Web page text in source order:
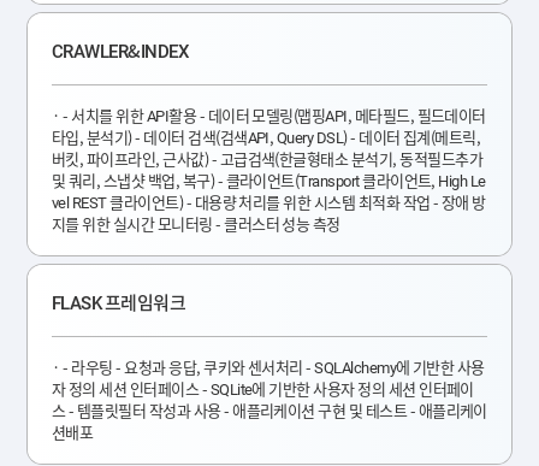
CRAWLER&INDEX
- 서치를 위한 API활용 - 데이터 모델링(맵핑API, 메타필드, 필드데이터
타입, 분석기) - 데이터 검색(검색API, Query DSL) - 데이터 집계(메트릭,
버킷, 파이프라인, 근사값) - 고급검색(한글형태소 분석기, 동적필드추가
및 쿼리, 스냅샷 백업, 복구) - 클라이언트(Transport 클라이언트, High Le
vel REST 클라이언트) - 대용량 처리를 위한 시스템 최적화 작업 - 장애 방
지를 위한 실시간 모니터링 - 클러스터 성능 측정
FLASK 프레임워크
- 라우팅 - 요청과 응답, 쿠키와 센서처리 - SQLAlchemy에 기반한 사용
자 정의 세션 인터페이스 - SQLite에 기반한 사용자 정의 세션 인터페이
스 - 템플릿필터 작성과 사용 - 애플리케이션 구현 및 테스트 - 애플리케이
션배포